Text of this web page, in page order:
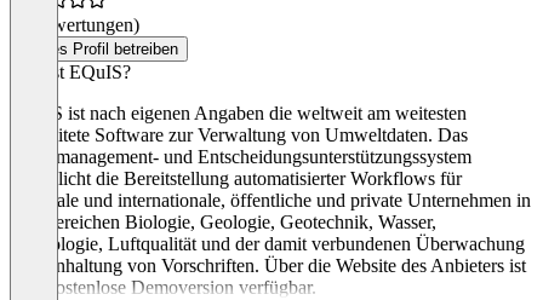
(0 Bewertungen)
Dieses Profil betreiben
Was ist EQuIS?
EQuIS ist nach eigenen Angaben die weltweit am weitesten
verbreitete Software zur Verwaltung von Umweltdaten. Das
Datenmanagement- und Entscheidungsunterstützungssystem
ermöglicht die Bereitstellung automatisierter Workflows für
nationale und internationale, öffentliche und private Unternehmen in
den Bereichen Biologie, Geologie, Geotechnik, Wasser,
Limnologie, Luftqualität und der damit verbundenen Überwachung
der Einhaltung von Vorschriften. Über die Website des Anbieters ist
eine kostenlose Demoversion verfügbar.